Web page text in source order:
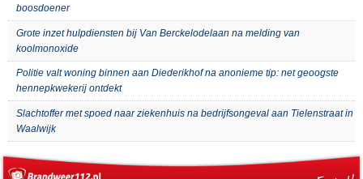
boosdoener
Grote inzet hulpdiensten bij Van Berckelodelaan na melding van
koolmonoxide
Politie valt woning binnen aan Diederikhof na anonieme tip: net geoogste
hennepkwekerij ontdekt
Slachtoffer met spoed naar ziekenhuis na bedrijfsongeval aan Tielenstraat in
Waalwijk